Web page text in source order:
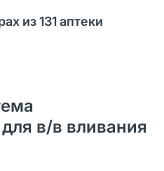
из 131 аптеки
в/в вливания